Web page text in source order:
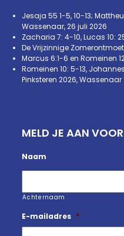
Jesaja 55 1-5, 10-13;
Wassenaar, 26 juli 2026
Zacharia 7: 4-10, Lucas 10:
De Vrijzinnige
Marcus 6:1-6 en Romeinen
Romeinen 10: 5-13,
Pinksteren 2026, Wassenaar
MELD JE AAN
Naam
Achternaam
E-mailadres *